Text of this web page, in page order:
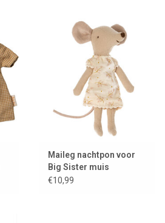
Maileg nachtpon voor
Big Sister muis
€10,99